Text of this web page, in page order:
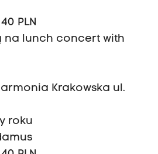
PLN
na lunch concert with
Krakowska ul.
roku